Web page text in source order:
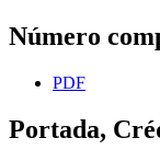
Número
PDF
Portada,